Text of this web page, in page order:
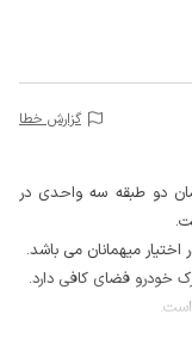
گزارش خطا
دو طبقه سه واحدی در
میهمانان می باشد.
خودرو فضای کافی دارد.